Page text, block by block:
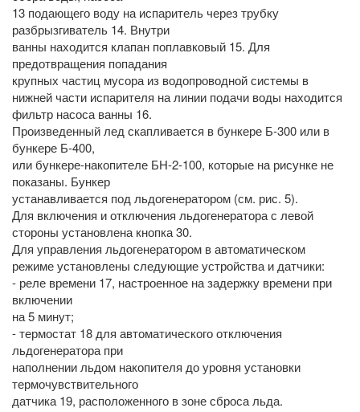
13 подающего воду на испаритель через трубку
разбрызгиватель 14. Внутри
ванны находится клапан поплавковый 15. Для
предотвращения попадания
крупных частиц мусора из водопроводной системы в
нижней части испарителя на линии подачи воды находится
фильтр насоса ванны 16.
Произведенный лед скапливается в бункере Б-300 или в
бункере Б-400,
или бункере-накопителе БН-2-100, которые на рисунке не
показаны. Бункер
устанавливается под льдогенератором (см. рис. 5).
Для включения и отключения льдогенератора с левой
стороны установлена кнопка 30.
Для управления льдогенератором в автоматическом
режиме установлены следующие устройства и датчики:
- реле времени 17, настроенное на задержку времени при
включении
на 5 минут;
- термостат 18 для автоматического отключения
льдогенератора при
наполнении льдом накопителя до уровня установки
термочувствительного
датчика 19, расположенного в зоне сброса льда.